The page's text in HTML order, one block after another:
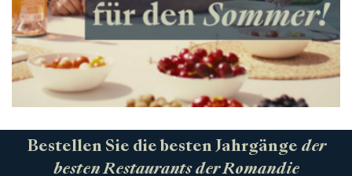
Bestellen Sie die besten Jahrgänge der
besten Restaurants der Romandie